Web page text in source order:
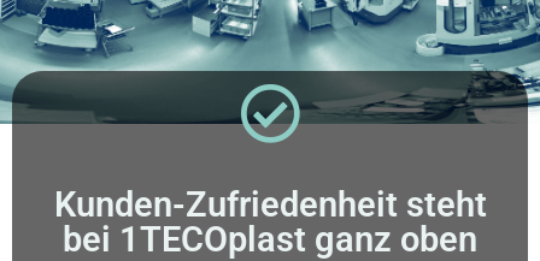
Kunden-Zufriedenheit steht
bei 1TECOplast ganz oben